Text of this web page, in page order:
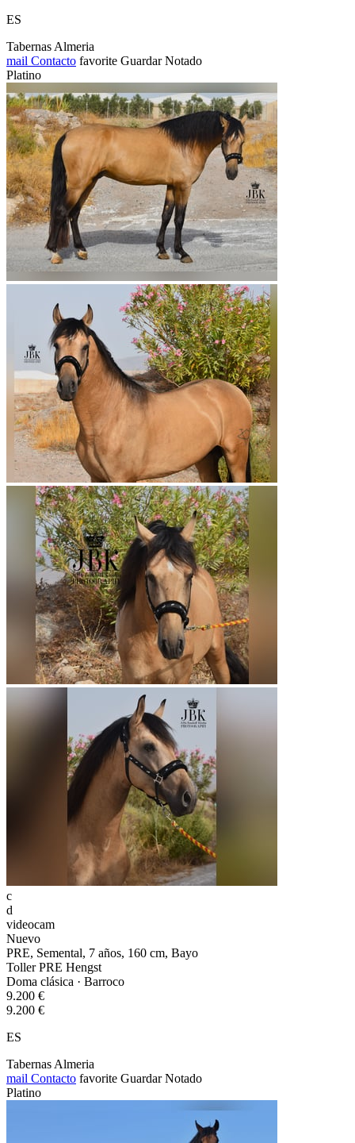
ES
Tabernas Almeria
mail Contacto favorite Guardar Notado
Platino
c
d
videocam
Nuevo
PRE, Semental, 7 años, 160 cm, Bayo
Toller PRE Hengst
Doma clásica · Barroco
9.200 €
9.200 €
ES
Tabernas Almeria
mail Contacto favorite Guardar Notado
Platino